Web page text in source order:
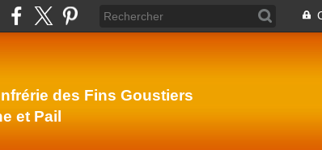
des Fins Goustiers
et Pail